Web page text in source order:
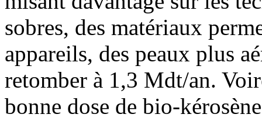
sobres, des matériaux
appareils, des peaux plus
retomber à 1,3 Mdt/an.
bonne dose de bio-